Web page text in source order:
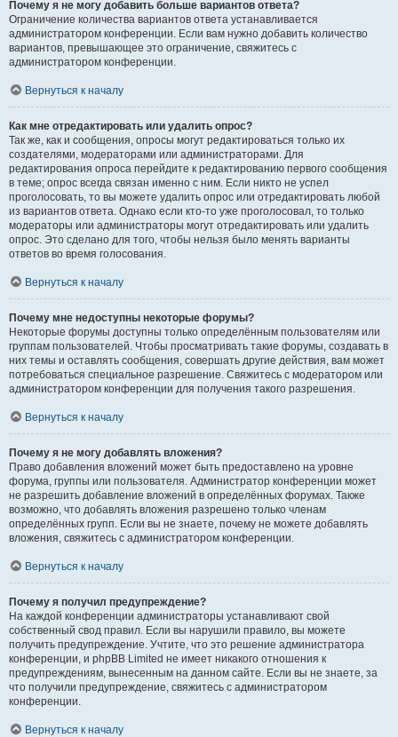
Почему я не могу добавить больше вариантов ответа?
Ограничение количества вариантов ответа устанавливается
администратором конференции. Если вам нужно добавить количество
вариантов, превышающее это ограничение, свяжитесь с
администратором конференции.
Вернуться к началу
Как мне отредактировать или удалить опрос?
Так же, как и сообщения, опросы могут редактироваться только их
создателями, модераторами или администраторами. Для
редактирования опроса перейдите к редактированию первого сообщения
в теме; опрос всегда связан именно с ним. Если никто не успел
проголосовать, то вы можете удалить опрос или отредактировать любой
из вариантов ответа. Однако если кто-то уже проголосовал, то только
модераторы или администраторы могут отредактировать или удалить
опрос. Это сделано для того, чтобы нельзя было менять варианты
ответов во время голосования.
Вернуться к началу
Почему мне недоступны некоторые форумы?
Некоторые форумы доступны только определённым пользователям или
группам пользователей. Чтобы просматривать такие форумы, создавать в
них темы и оставлять сообщения, совершать другие действия, вам может
потребоваться специальное разрешение. Свяжитесь с модератором или
администратором конференции для получения такого разрешения.
Вернуться к началу
Почему я не могу добавлять вложения?
Право добавления вложений может быть предоставлено на уровне
форума, группы или пользователя. Администратор конференции может
не разрешить добавление вложений в определённых форумах. Также
возможно, что добавлять вложения разрешено только членам
определённых групп. Если вы не знаете, почему не можете добавлять
вложения, свяжитесь с администратором конференции.
Вернуться к началу
Почему я получил предупреждение?
На каждой конференции администраторы устанавливают свой
собственный свод правил. Если вы нарушили правило, вы можете
получить предупреждение. Учтите, что это решение администратора
конференции, и phpBB Limited не имеет никакого отношения к
предупреждениям, вынесенным на данном сайте. Если вы не знаете, за
что получили предупреждение, свяжитесь с администратором
конференции.
Вернуться к началу